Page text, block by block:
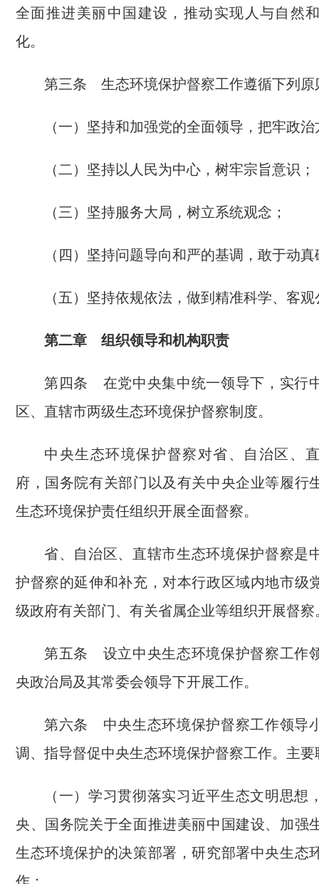
全面推进美丽中国建设，推动实现人与自然
化。
第三条 生态环境保护督察工作遵循下列原
（一）坚持和加强党的全面领导，把牢政
（二）坚持以人民为中心，树牢宗旨意识；
（三）坚持服务大局，树立系统观念；
（四）坚持问题导向和严的基调，敢于动
（五）坚持依规依法，做到精准科学、客
第二章 组织领导和机构职责
第四条 在党中央集中统一领导下，实行
区、直辖市两级生态环境保护督察制度。
中央生态环境保护督察对省、自治区、
府，国务院有关部门以及有关中央企业等履行
生态环境保护责任组织开展全面督察。
省、自治区、直辖市生态环境保护督察是
护督察的延伸和补充，对本行政区域内地市级
级政府有关部门、有关省属企业等组织开展督察
第五条 设立中央生态环境保护督察工作
央政治局及其常委会领导下开展工作。
第六条 中央生态环境保护督察工作领导
调、指导督促中央生态环境保护督察工作。主要
（一）学习贯彻落实习近平生态文明思想
央、国务院关于全面推进美丽中国建设、加强
生态环境保护的决策部署，研究部署中央生态